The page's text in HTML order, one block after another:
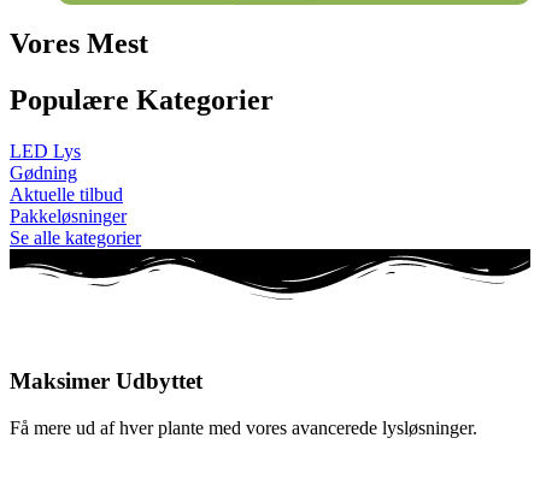
Vores Mest
Populære Kategorier
LED Lys
Gødning
Aktuelle tilbud
Pakkeløsninger
Se alle kategorier
Maksimer Udbyttet
Få mere ud af hver plante med vores avancerede lysløsninger.